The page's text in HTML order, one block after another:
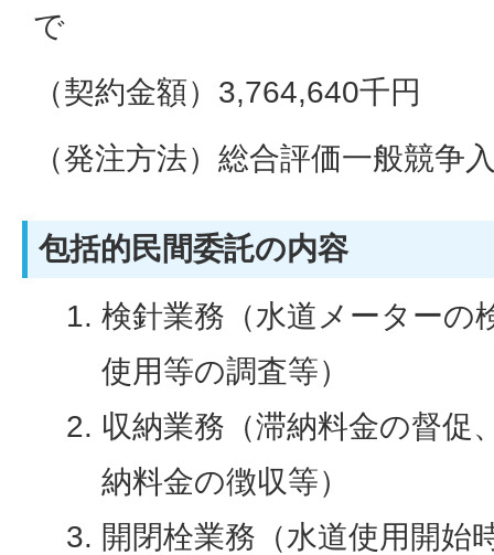
で
（契約金額）3,764,640千円
（発注方法）総合評価一般競争
包括的民間委託の内容
検針業務（水道メーターの
使用等の調査等）
収納業務（滞納料金の督促
納料金の徴収等）
開閉栓業務（水道使用開始